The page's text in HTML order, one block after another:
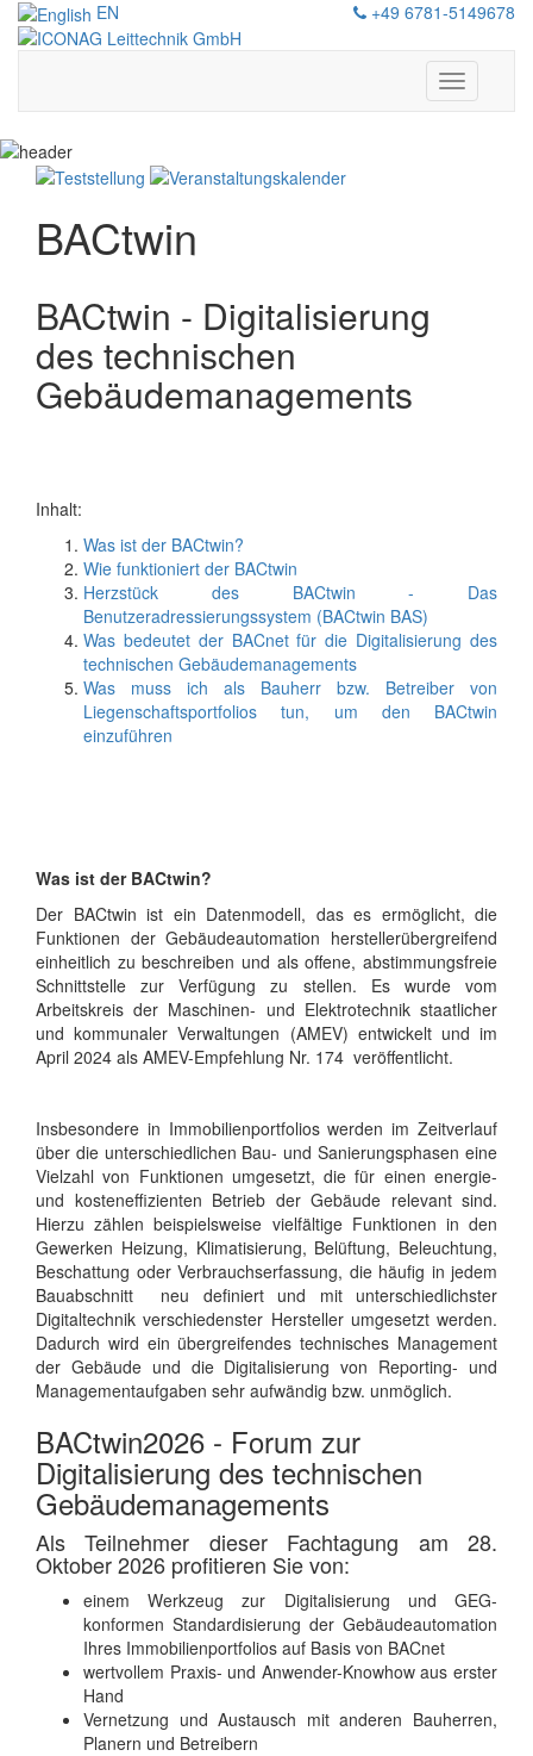
EN +49 6781-5149678
Navigation
zeigen/
BACtwin
BACtwin - Digitalisierung
des technischen
Gebäudemanagements
Inhalt:
Was ist der BACtwin?
Wie funktioniert der BACtwin
Herzstück des BACtwin - Das
Benutzeradressierungssystem (BACtwin BAS)
Was bedeutet der BACnet für die Digitalisierung des
technischen Gebäudemanagements
Was muss ich als Bauherr bzw. Betreiber von
Liegenschaftsportfolios tun, um den BACtwin
einzuführen
Was ist der BACtwin?
Der BACtwin ist ein Datenmodell, das es ermöglicht, die
Funktionen der Gebäudeautomation herstellerübergreifend
einheitlich zu beschreiben und als offene, abstimmungsfreie
Schnittstelle zur Verfügung zu stellen. Es wurde vom
Arbeitskreis der Maschinen- und Elektrotechnik staatlicher
und kommunaler Verwaltungen (AMEV) entwickelt und im
April 2024 als AMEV-Empfehlung Nr. 174 veröffentlicht.
Insbesondere in Immobilienportfolios werden im Zeitverlauf
über die unterschiedlichen Bau- und Sanierungsphasen eine
Vielzahl von Funktionen umgesetzt, die für einen energie-
und kosteneffizienten Betrieb der Gebäude relevant sind.
Hierzu zählen beispielsweise vielfältige Funktionen in den
Gewerken Heizung, Klimatisierung, Belüftung, Beleuchtung,
Beschattung oder Verbrauchserfassung, die häufig in jedem
Bauabschnitt neu definiert und mit unterschiedlichster
Digitaltechnik verschiedenster Hersteller umgesetzt werden.
Dadurch wird ein übergreifendes technisches Management
der Gebäude und die Digitalisierung von Reporting- und
Managementaufgaben sehr aufwändig bzw. unmöglich.
BACtwin2026 - Forum zur
Digitalisierung des technischen
Gebäudemanagements
Als Teilnehmer dieser Fachtagung am 28.
Oktober 2026 profitieren Sie von:
einem Werkzeug zur Digitalisierung und GEG-
konformen Standardisierung der Gebäudeautomation
Ihres Immobilienportfolios auf Basis von BACnet
wertvollem Praxis- und Anwender-Knowhow aus erster
Hand
Vernetzung und Austausch mit anderen Bauherren,
Planern und Betreibern